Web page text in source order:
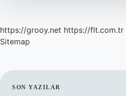
https://grooy.net https://flt.com.tr
Sitemap
SON YAZILAR